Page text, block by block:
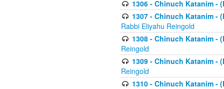
1306 - Chinuch Katanim -
1307 - Chinuch Katanim -
Rabbi Eliyahu Reingold
1308 - Chinuch Katanim -
Reingold
1309 - Chinuch Katanim -
Reingold
1310 - Chinuch Katanim -